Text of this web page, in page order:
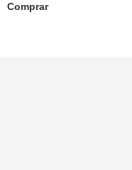
Comprar